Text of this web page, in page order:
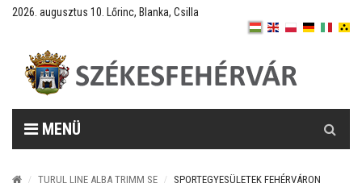
2026. augusztus 10. Lőrinc, Blanka, Csilla
MENÜ
TURUL LINE ALBA TRIMM SE SPORTEGYESÜLETEK FEHÉRVÁRON